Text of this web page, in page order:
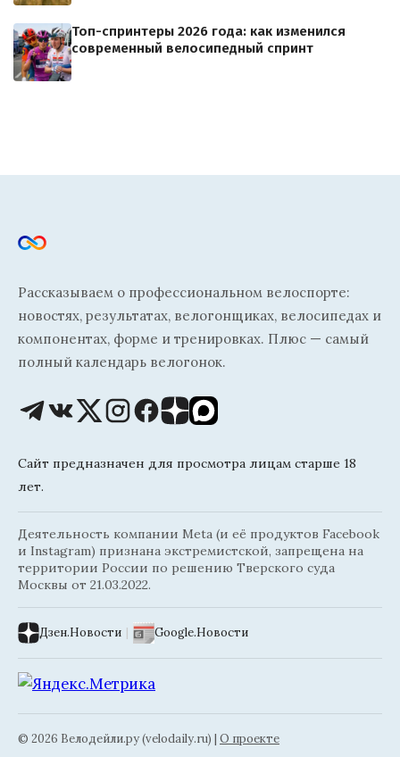
Топ-спринтеры 2026 года: как изменился
современный велосипедный спринт
Рассказываем о профессиональном велоспорте:
новостях, результатах, велогонщиках, велосипедах и
компонентах, форме и тренировках. Плюс — самый
полный календарь велогонок.
Сайт предназначен для просмотра лицам старше 18
лет.
Деятельность компании Meta (и её продуктов Facebook
и Instagram) признана экстремистской, запрещена на
территории России по решению Тверского суда
Москвы от 21.03.2022.
Дзен.Новости | Google.Новости
© 2026 Велодейли.ру (velodaily.ru) | О проекте